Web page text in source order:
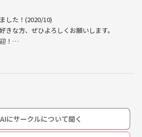
した！(2020/10)
きな方、ぜひよろしくお願いします。
！
近くで考えてます。
ば、開催したいと思います！
AIにサークルについて聞く